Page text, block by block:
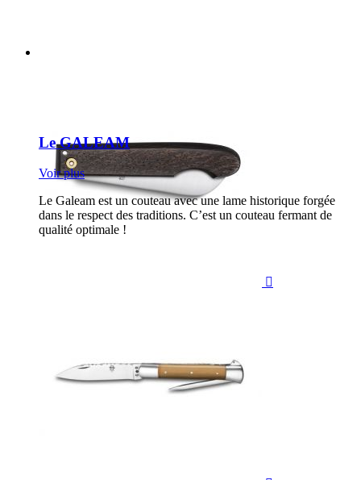

Le GALEAM
Voir plus
Le Galeam est un couteau avec une lame historique forgée
dans le respect des traditions. C’est un couteau fermant de
qualité optimale !